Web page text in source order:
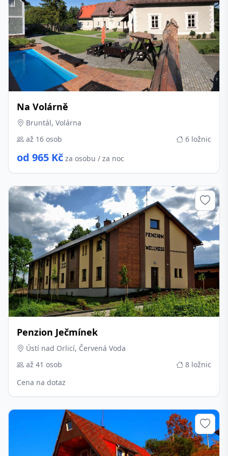
Na Volárně
Bruntál, Volárna
až 16 osob
6 ložnic
od 965 Kč za osobu / za noc
Penzion Ječmínek
Ústí nad Orlicí, Červená Voda
až 41 osob
8 ložnic
Cena na dotaz